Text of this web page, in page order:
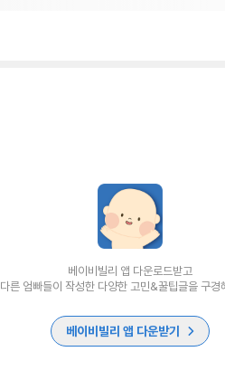
베이비빌리 앱 다운로드받고
다른 엄빠들이 작성한 다양한 고민&꿀팁글을 구경
베이비빌리 앱 다운받기